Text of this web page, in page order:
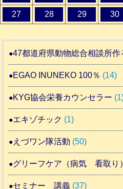
27 28 29 30
47都道府県動物総合相談所作
EGAO INUNEKO 100％ (14)
KYG協会栄養カウンセラー
エキゾチック (1)
えづワン隊活動 (50)
グリーフケア（病気 看取り）
セミナー 講義 (37)